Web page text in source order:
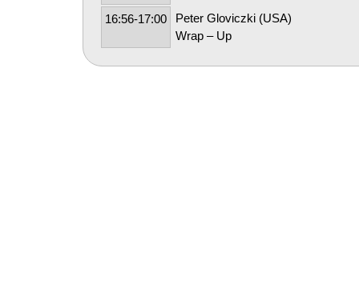
16:56-17:00
Peter Gloviczki (USA)
Wrap – Up